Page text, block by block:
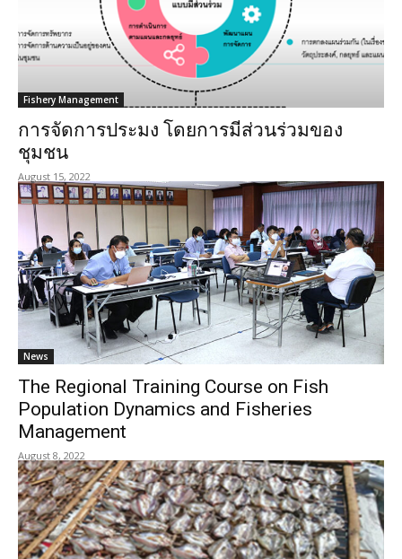
Fishery Management
การจัดการประมง โดยการมีส่วนร่วมของ
ชุมชน
August 15, 2022
News
The Regional Training Course on Fish
Population Dynamics and Fisheries
Management
August 8, 2022